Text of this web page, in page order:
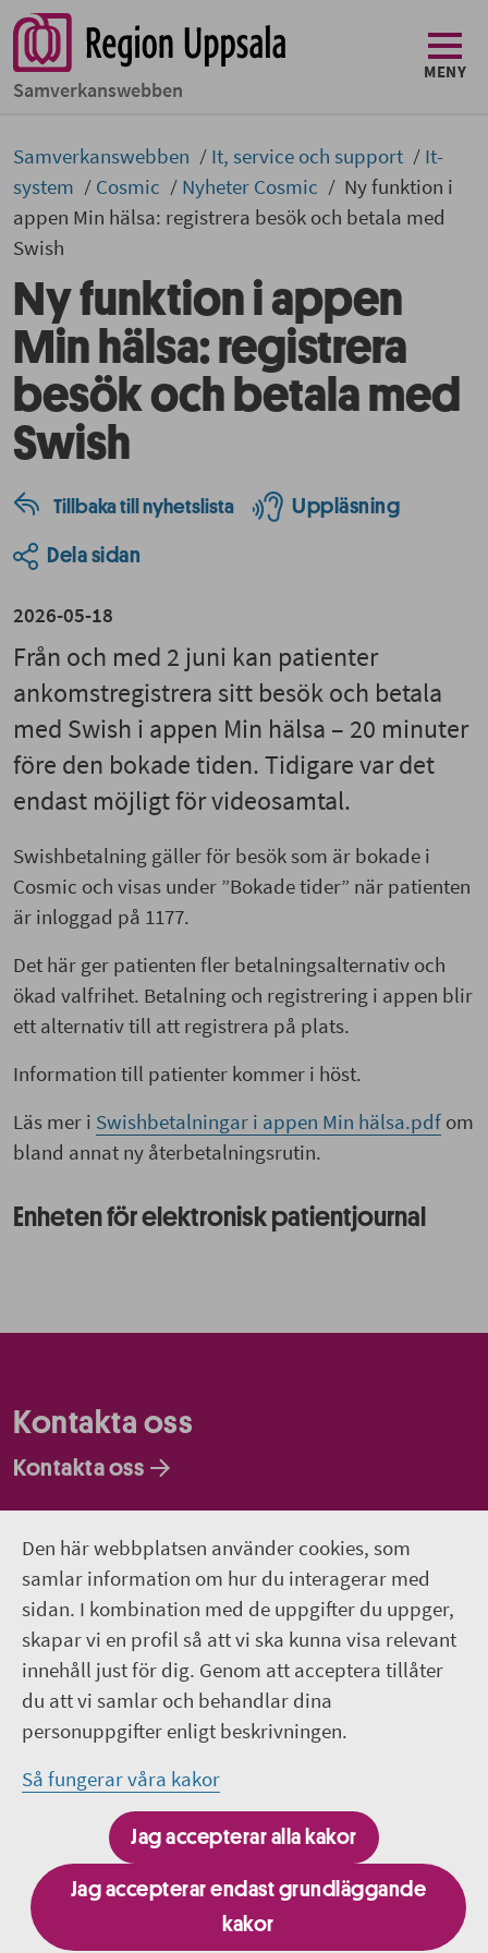
Den här webbplatsen använder cookies, som
samlar information om hur du interagerar med
sidan. I kombination med de uppgifter du uppger,
skapar vi en profil så att vi ska kunna visa relevant
innehåll just för dig. Genom att acceptera tillåter
du att vi samlar och behandlar dina
personuppgifter enligt beskrivningen.
Så fungerar våra kakor
Jag accepterar alla kakor
Jag accepterar endast grundläggande
kakor
Samverkans­­webben
MENY
Samverkans­­­webben It, service och support
It-
system
Cosmic Nyheter Cosmic
Ny funktion i
appen Min hälsa: registrera besök och betala med
Swish
Ny funktion i appen
Min hälsa: registrera
besök och betala med
Swish
Tillbaka till nyhetslista Uppläsning
Dela sidan
2026-05-18
Från och med 2 juni kan patienter
ankomstregistrera sitt besök och betala
med Swish i appen Min hälsa – 20 minuter
före den bokade tiden. Tidigare var det
endast möjligt för videosamtal.
Swishbetalning gäller för besök som är bokade i
Cosmic och visas under ”Bokade tider” när patienten
är inloggad på 1177.
Det här ger patienten fler betalningsalternativ och
ökad valfrihet. Betalning och registrering i appen blir
ett alternativ till att registrera på plats.
Information till patienter kommer i höst.
Läs mer i Swishbetalningar i appen Min hälsa.pdf om
bland annat ny återbetalningsrutin.
Enheten för elektronisk patientjournal
Kontakta oss
Kontakta oss
Om webbplatsen
018-611 00 00
region.uppsala@regionuppsala.se
Genvägar
För personal i Region Uppsala
It-system och e-tjänster